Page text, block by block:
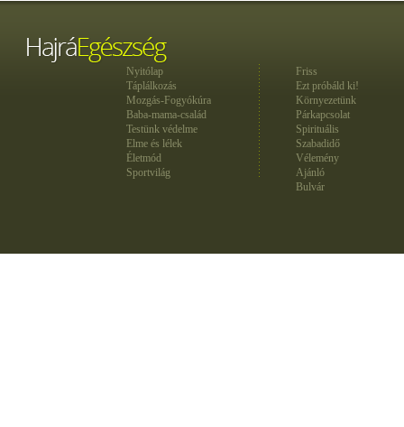
Nyitólap
Táplálkozás
Mozgás-Fogyókúra
Baba-mama-család
Testünk védelme
Elme és lélek
Életmód
Sportvilág
Friss
Ezt próbáld ki!
Környezetünk
Párkapcsolat
Spirituális
Szabadidő
Vélemény
Ajánló
Bulvár